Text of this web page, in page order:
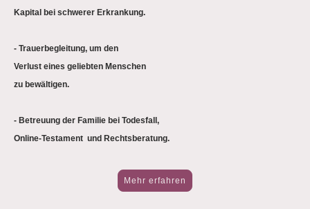
Kapital bei schwerer Erkrankung.
- Trauerbegleitung, um den
Verlust eines geliebten Menschen
zu bewältigen.
- Betreuung der Familie bei Todesfall,
Online-Testament und Rechtsberatung.
Mehr erfahren